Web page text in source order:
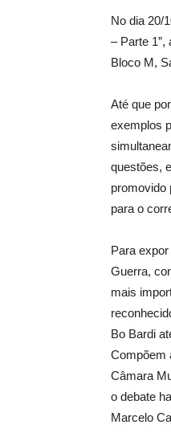
No dia 20/
– Parte
Bloco M,
Até que
exemplos
questões,
promovido
para o
Para
Guerra,
mais
Bo Bardi
Compõem
Câmara
o debate
Marcelo